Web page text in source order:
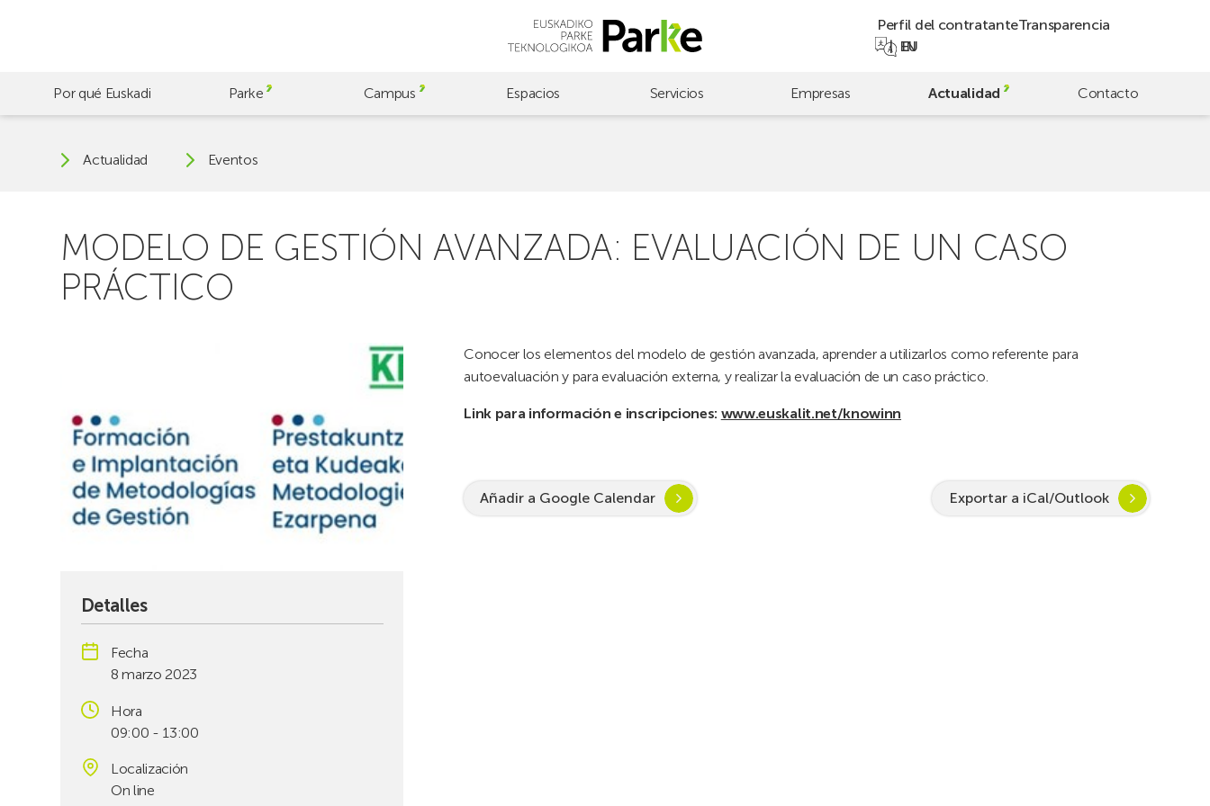
Perfil del contratanteTransparencia
EU
EN
Por qué Euskadi Parke Campus Espacios Servicios Empresas Actualidad Contacto
Actualidad Eventos
MODELO DE GESTIÓN AVANZADA: EVALUACIÓN DE UN CASO
PRÁCTICO
Conocer los elementos del modelo de gestión avanzada, aprender a utilizarlos como referente para
autoevaluación y para evaluación externa, y realizar la evaluación de un caso práctico.
Link para información e inscripciones: www.euskalit.net/knowinn
Añadir a Google Calendar Exportar a iCal/Outlook
Detalles
Fecha
8 marzo 2023
Hora
09:00 - 13:00
Localización
On line